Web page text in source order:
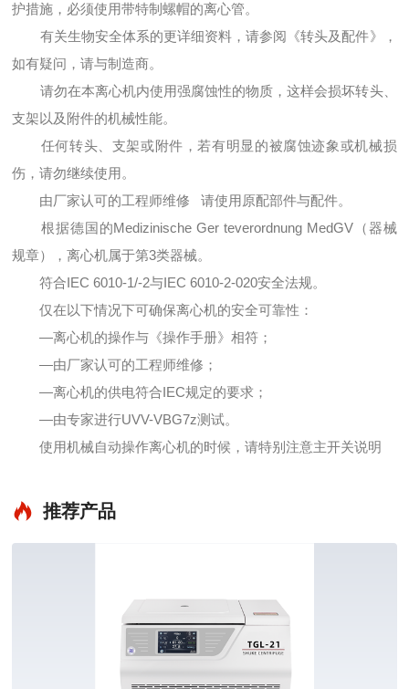
护措施，必须使用带特制螺帽的离心管。
有关生物安全体系的更详细资料，请参阅《转头及配件》，
如有疑问，请与制造商。
请勿在本离心机内使用强腐蚀性的物质，这样会损坏转头、
支架以及附件的机械性能。
任何转头、支架或附件，若有明显的被腐蚀迹象或机械损
伤，请勿继续使用。
由厂家认可的工程师维修 请使用原配部件与配件。
根据德国的Medizinische Ger teverordnung MedGV（器械
规章），离心机属于第3类器械。
符合IEC 6010-1/-2与IEC 6010-2-020安全法规。
仅在以下情况下可确保离心机的安全可靠性：
—离心机的操作与《操作手册》相符；
—由厂家认可的工程师维修；
—离心机的供电符合IEC规定的要求；
—由专家进行UVV-VBG7z测试。
使用机械自动操作离心机的时候，请特别注意主开关说明
推荐产品